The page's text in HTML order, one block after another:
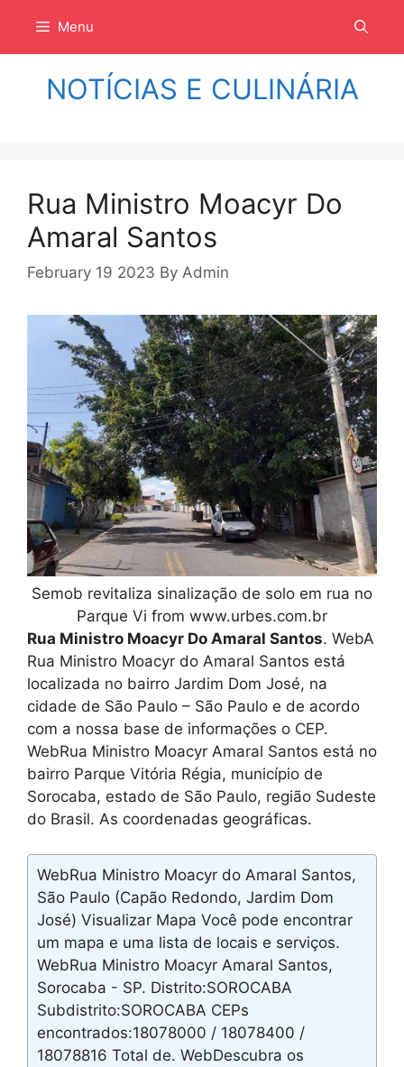
isi
Menu
NOTÍCIAS E CULINÁRIA
Rua Ministro Moacyr Do
Amaral Santos
February 19 2023 By Admin
Semob revitaliza sinalização de solo em rua no
Parque Vi from www.urbes.com.br
Rua Ministro Moacyr Do Amaral Santos. WebA
Rua Ministro Moacyr do Amaral Santos está
localizada no bairro Jardim Dom José, na
cidade de São Paulo – São Paulo e de acordo
com a nossa base de informações o CEP.
WebRua Ministro Moacyr Amaral Santos está no
bairro Parque Vitória Régia, município de
Sorocaba, estado de São Paulo, região Sudeste
do Brasil. As coordenadas geográficas.
WebRua Ministro Moacyr do Amaral Santos,
São Paulo (Capão Redondo, Jardim Dom
José) Visualizar Mapa Você pode encontrar
um mapa e uma lista de locais e serviços.
WebRua Ministro Moacyr Amaral Santos,
Sorocaba - SP. Distrito:SOROCABA
Subdistrito:SOROCABA CEPs
encontrados:18078000 / 18078400 /
18078816 Total de. WebDescubra os